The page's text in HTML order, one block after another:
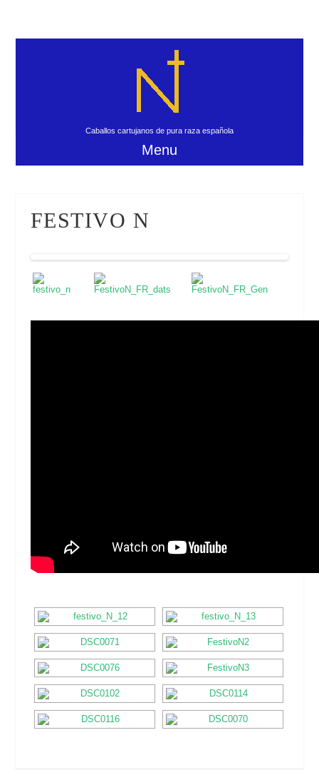
Caballos cartujanos de pura raza española
Menu
FESTIVO N